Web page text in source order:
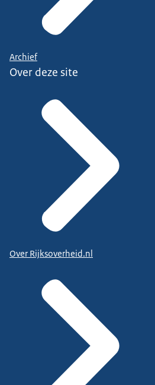
Archief
Over deze site
Over Rijksoverheid.nl